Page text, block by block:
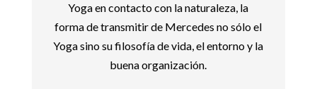
Yoga en contacto con la naturaleza, la
forma de transmitir de Mercedes no sólo el
Yoga sino su filosofía de vida, el entorno y la
buena organización.